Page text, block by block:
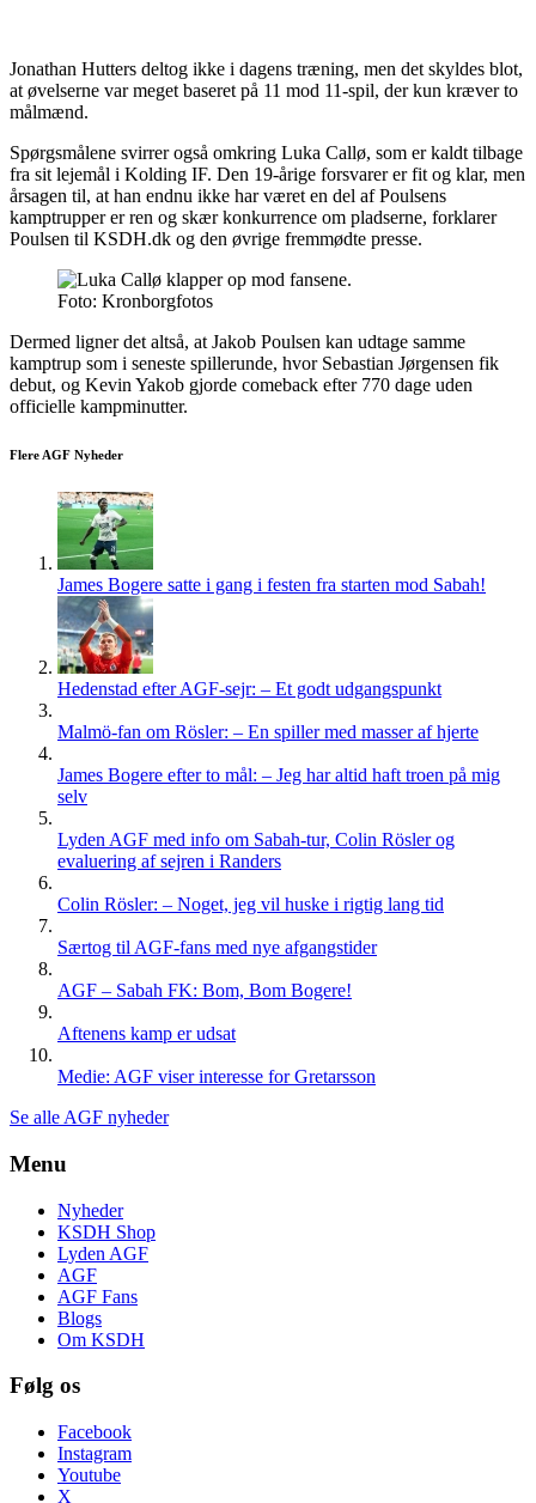
Jonathan Hutters deltog ikke i dagens træning, men det skyldes blot,
at øvelserne var meget baseret på 11 mod 11-spil, der kun kræver to
målmænd.
Spørgsmålene svirrer også omkring Luka Callø, som er kaldt tilbage
fra sit lejemål i Kolding IF. Den 19-årige forsvarer er fit og klar, men
årsagen til, at han endnu ikke har været en del af Poulsens
kamptrupper er ren og skær konkurrence om pladserne, forklarer
Poulsen til KSDH.dk og den øvrige fremmødte presse.
Foto: Kronborgfotos
Dermed ligner det altså, at Jakob Poulsen kan udtage samme
kamptrup som i seneste spillerunde, hvor Sebastian Jørgensen fik
debut, og Kevin Yakob gjorde comeback efter 770 dage uden
officielle kampminutter.
Flere AGF Nyheder
James Bogere satte i gang i festen fra starten mod Sabah!
Hedenstad efter AGF-sejr: – Et godt udgangspunkt
Malmö-fan om Rösler: – En spiller med masser af hjerte
James Bogere efter to mål: – Jeg har altid haft troen på mig
selv
Lyden AGF med info om Sabah-tur, Colin Rösler og
evaluering af sejren i Randers
Colin Rösler: – Noget, jeg vil huske i rigtig lang tid
Særtog til AGF-fans med nye afgangstider
AGF – Sabah FK: Bom, Bom Bogere!
Aftenens kamp er udsat
Medie: AGF viser interesse for Gretarsson
Se alle AGF nyheder
Menu
Nyheder
KSDH Shop
Lyden AGF
AGF
AGF Fans
Blogs
Om KSDH
Følg os
Facebook
Instagram
Youtube
X